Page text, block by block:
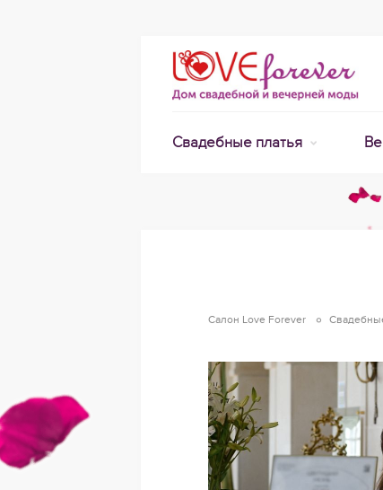
Свадебные платья
Салон Love Forever